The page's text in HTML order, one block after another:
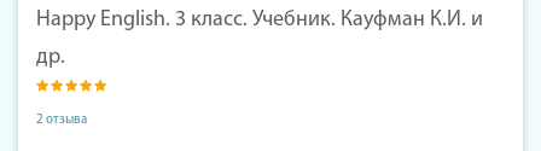
Happy English. 3 класс. Учебник. Кауфман К.И. и
др.
2 отзыва